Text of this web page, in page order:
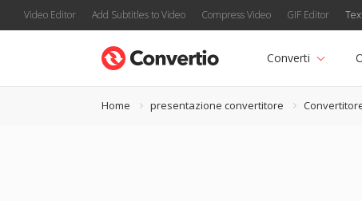
Video Editor Add Subtitles to Video Compress Video GIF Editor
Converti
Home presentazione convertitore